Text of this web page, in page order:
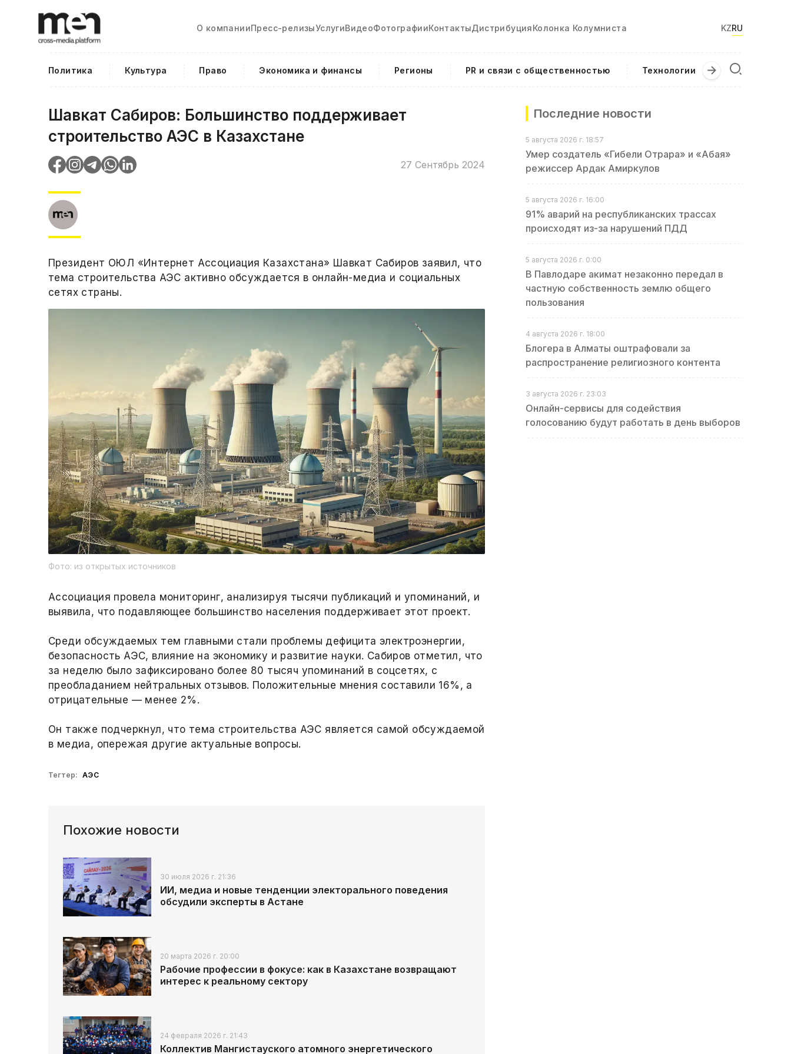
О компанииПресс-релизыУслугиВидеоФотографииКонтактыДистрибуцияКолонка Колумниста KZRU
Политика Культура Право Экономика и финансы Регионы PR и связи с общественностью Технологии Текущие
Шавкат Сабиров: Большинство поддерживает
строительство АЭС в Казахстане
27 Сентябрь 2024
Президент ОЮЛ «Интернет Ассоциация Казахстана» Шавкат Сабиров заявил, что
тема строительства АЭС активно обсуждается в онлайн-медиа и социальных
сетях страны.
Фото: из открытых источников
Ассоциация провела мониторинг, анализируя тысячи публикаций и упоминаний, и
выявила, что подавляющее большинство населения поддерживает этот проект.
Среди обсуждаемых тем главными стали проблемы дефицита электроэнергии,
безопасность АЭС, влияние на экономику и развитие науки. Сабиров отметил, что
за неделю было зафиксировано более 80 тысяч упоминаний в соцсетях, с
преобладанием нейтральных отзывов. Положительные мнения составили 16%, а
отрицательные — менее 2%.
Он также подчеркнул, что тема строительства АЭС является самой обсуждаемой
в медиа, опережая другие актуальные вопросы.
Тегтер: АЭС
Похожие новости
30 июля 2026 г. 21:36
ИИ, медиа и новые тенденции электорального поведения
обсудили эксперты в Астане
20 марта 2026 г. 20:00
Рабочие профессии в фокусе: как в Казахстане возвращают
интерес к реальному сектору
24 февраля 2026 г. 21:43
Коллектив Мангистауского атомного энергетического
Последние новости
5 августа 2026 г. 18:57
Умер создатель «Гибели Отрара» и «Абая»
режиссер Ардак Амиркулов
5 августа 2026 г. 16:00
91% аварий на республиканских трассах
происходят из-за нарушений ПДД
5 августа 2026 г. 0:00
В Павлодаре акимат незаконно передал в
частную собственность землю общего
пользования
4 августа 2026 г. 18:00
Блогера в Алматы оштрафовали за
распространение религиозного контента
3 августа 2026 г. 23:03
Онлайн-сервисы для содействия
голосованию будут работать в день выборов